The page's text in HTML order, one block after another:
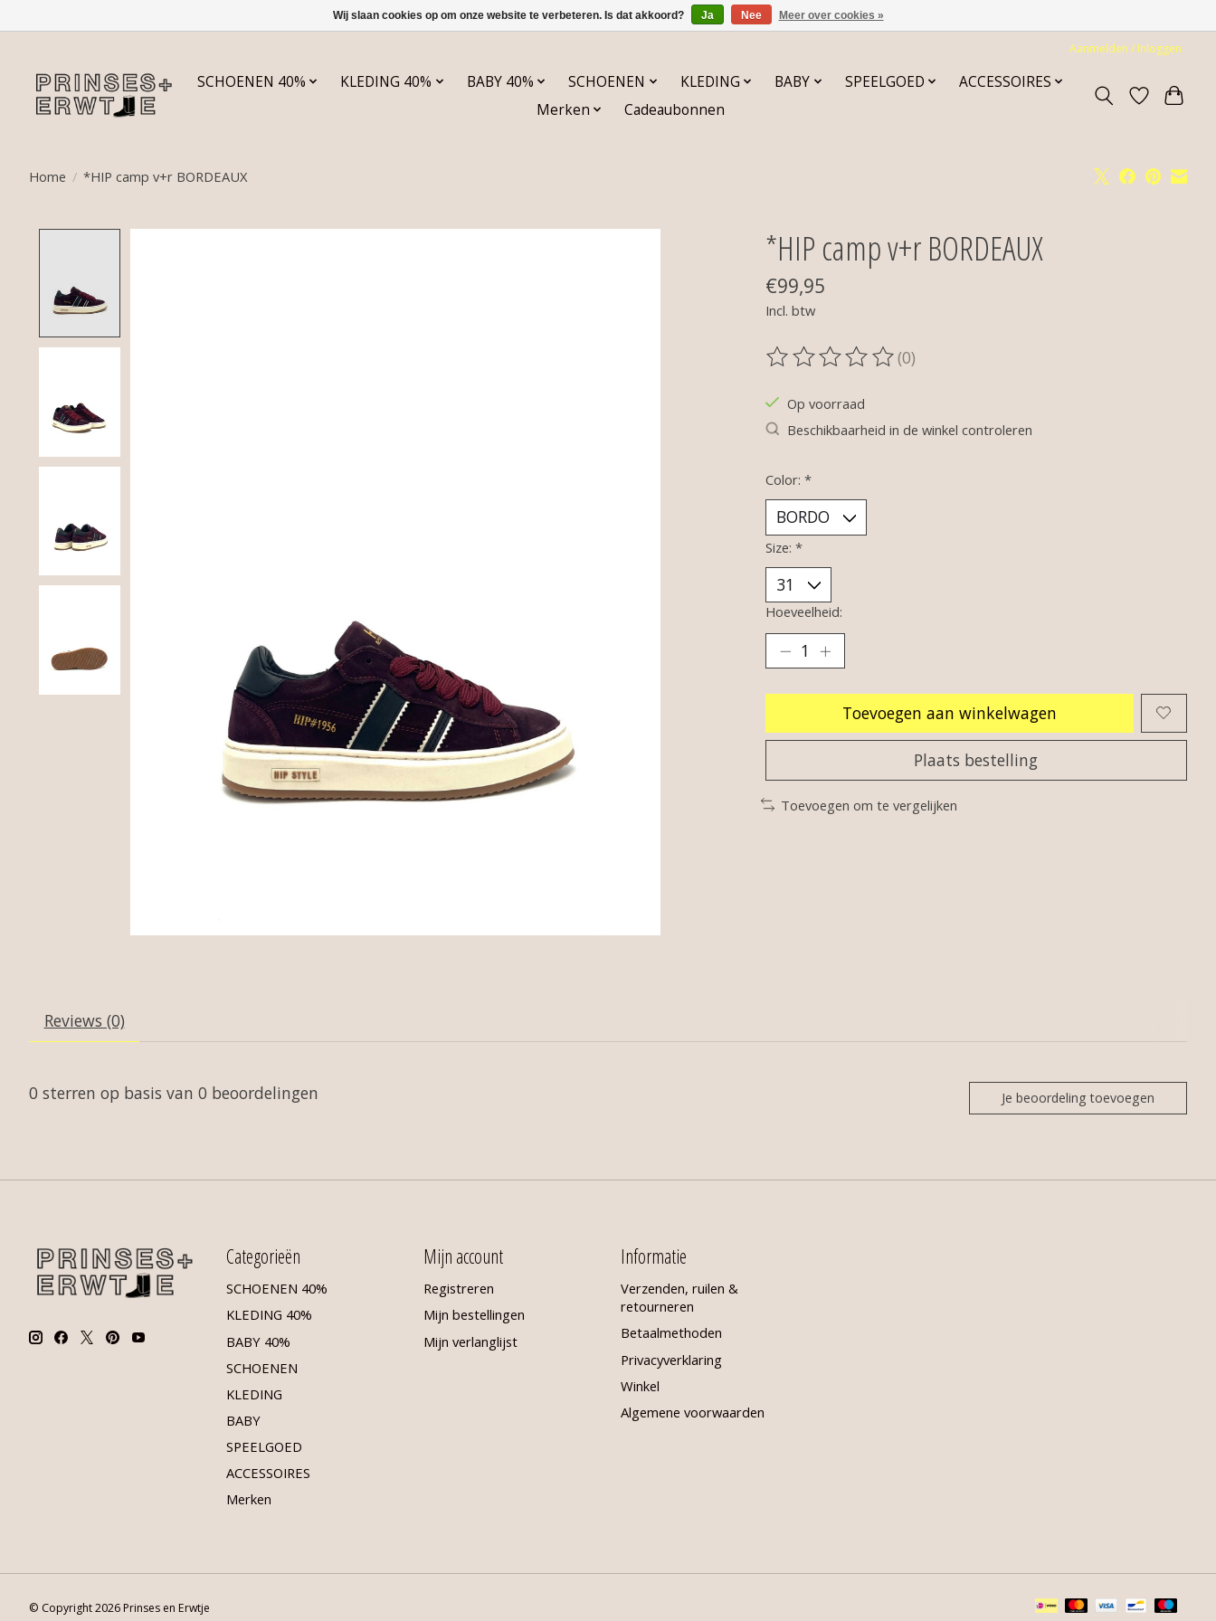
Aanmelden / Inloggen
SCHOENEN 40% KLEDING 40% BABY 40% SCHOENEN KLEDING BABY SPEELGOED
ACCESSOIRES
Merken
Cadeaubonnen
Home / *HIP camp v+r BORDEAUX
*HIP camp v+r BORDEAUX
€99,95
Incl. btw
De beoordeling van dit product is
(0)
Op voorraad
Beschikbaarheid in de winkel controleren
Color: *
Size: *
Hoeveelheid:
Toevoegen aan winkelwagen
Plaats bestelling
Toevoegen om te vergelijken
Reviews (0)
0 sterren op basis van 0 beoordelingen Je beoordeling toevoegen
Categorieën
SCHOENEN 40%
KLEDING 40%
BABY 40%
SCHOENEN
KLEDING
BABY
SPEELGOED
ACCESSOIRES
Merken
Mijn account
Registreren
Mijn bestellingen
Mijn verlanglijst
Informatie
Verzenden, ruilen &
retourneren
Betaalmethoden
Privacyverklaring
Winkel
Algemene voorwaarden
© Copyright 2026 Prinses en Erwtje
Wij slaan cookies op om onze website te verbeteren. Is dat akkoord? Ja Nee Meer over cookies »